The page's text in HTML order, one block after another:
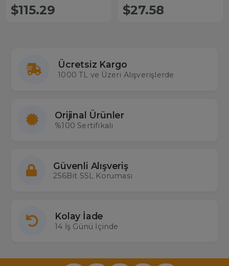
Okuyucu PM-23760
$115.29
Barkod Okuyucu Tarayıcı El Tipi
(Bataryalı + Dongle)
$27.58
Ücretsiz Kargo
1000 TL ve Üzeri Alışverişlerde
Orijinal Ürünler
%100 Sertifikalı
Güvenli Alışveriş
256Bit SSL Koruması
Kolay İade
14 İş Günü İçinde